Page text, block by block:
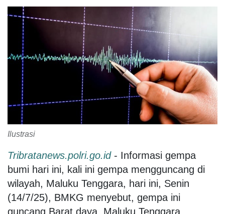
Ilustrasi
Tribratanews.polri.go.id- Informasi gempa
bumi hari ini, kali ini gempa mengguncang di
wilayah, Maluku Tenggara, hari ini, Senin
(14/7/25), BMKG menyebut, gempa ini
guncang Barat daya, Maluku Tenggara.